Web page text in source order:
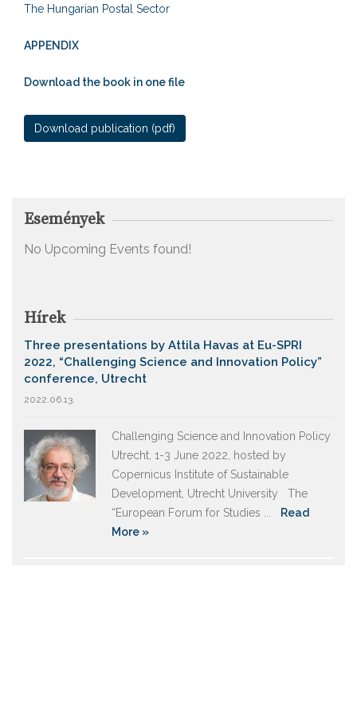
The Hungarian Postal Sector
APPENDIX
Download the book in one file
Download publication (pdf)
Események
No Upcoming Events found!
Hírek
Three presentations by Attila Havas at Eu-SPRI
2022, “Challenging Science and Innovation Policy”
conference, Utrecht
2022.06.13.
Challenging Science and Innovation Policy
Utrecht, 1-3 June 2022, hosted by
Copernicus Institute of Sustainable
Development, Utrecht University The
“European Forum for Studies ...
Read
More »